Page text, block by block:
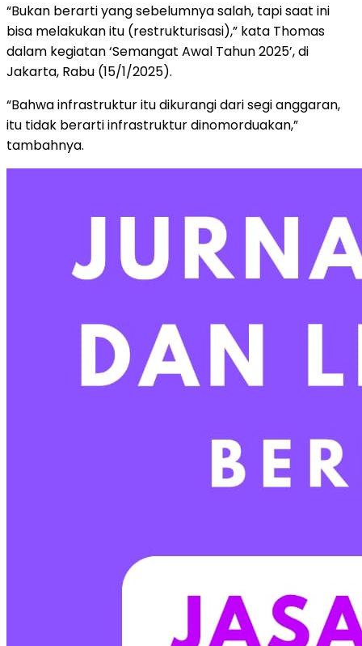
“Bukan berarti yang sebelumnya salah, tapi saat ini
bisa melakukan itu (restrukturisasi),” kata Thomas
dalam kegiatan ‘Semangat Awal Tahun 2025’, di
Jakarta, Rabu (15/1/2025).
“Bahwa infrastruktur itu dikurangi dari segi anggaran,
itu tidak berarti infrastruktur dinomorduakan,”
tambahnya.